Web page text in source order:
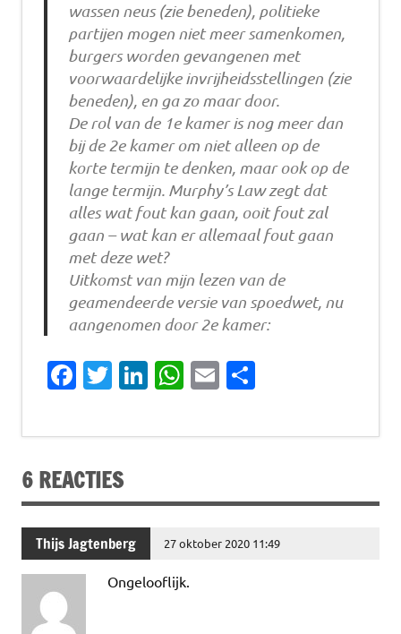
wassen neus (zie beneden), politieke
partijen mogen niet meer samenkomen,
burgers worden gevangenen met
voorwaardelijke invrijheidsstellingen (zie
beneden), en ga zo maar door.
De rol van de 1e kamer is nog meer dan
bij de 2e kamer om niet alleen op de
korte termijn te denken, maar ook op de
lange termijn. Murphy’s Law zegt dat
alles wat fout kan gaan, ooit fout zal
gaan – wat kan er allemaal fout gaan
met deze wet?
Uitkomst van mijn lezen van de
geamendeerde versie van spoedwet, nu
aangenomen door 2e kamer:
Fa
e
o
o
k
T
it
r
Li
k
n
W
at
p
E
ai e
6 REACTIES
Thijs Jagtenberg 27 oktober 2020 11:49
Ongelooflijk.